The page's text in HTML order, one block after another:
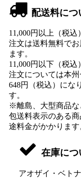
配送料につ
11,000円以上（税込
注文は送料無料でお
ます。
11,000円以下（税込
注文については本
648円（税込）にな
す。
※離島、大型商品な
包送料表示のある商
途料金がかかります
在庫につ
アオザイ・ベト